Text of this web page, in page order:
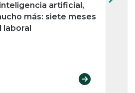
artificial,
más: siete meses